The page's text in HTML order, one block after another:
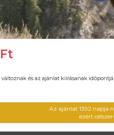
Ft
és az ajánlat kiírásanak
Az ajánlat 1392 napja
ezért